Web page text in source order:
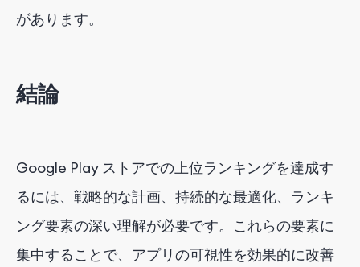
があります。
結論
Google Play ストアでの上位ランキングを達成す
るには、戦略的な計画、持続的な最適化、ランキ
ング要素の深い理解が必要です。これらの要素に
集中することで、アプリの可視性を効果的に改善